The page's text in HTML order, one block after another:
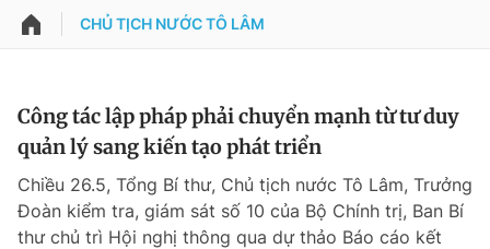
QUẢNG CÁO
Chuyên mục khác
Thông tin tài khoản
Đổi mật khẩu
Tin đã lưu
CHỦ TỊCH NƯỚC TÔ LÂM
Công tác lập pháp phải chuyển mạnh từ tư duy
quản lý sang kiến tạo phát triển
Chiều 26.5, Tổng Bí thư, Chủ tịch nước Tô Lâm, Trưởng
Đoàn kiểm tra, giám sát số 10 của Bộ Chính trị, Ban Bí
thư chủ trì Hội nghị thông qua dự thảo Báo cáo kết